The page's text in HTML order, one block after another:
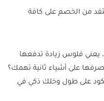
من الخصم على كافة
يعني فلوس زيادة تدفعها
على أشياء ثانية تهمك؟
على طول وخلك ذكي في